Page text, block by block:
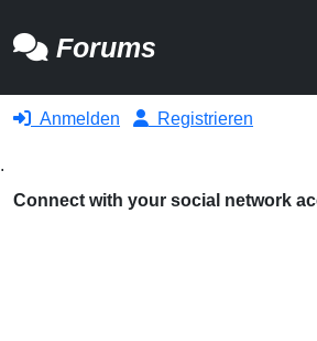
Forums
Anmelden Registrieren
.
Connect with your social network